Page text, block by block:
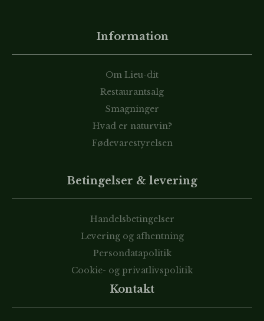
Information
Om Lieu-dit
Restaurantsalg
Smagninger
Hvad er naturvin?
Fødevarestyrelsen
Betingelser & levering
Handelsbetingelser
Levering og afhentning
Persondatapolitik
Cookie- og privatlivspolitik
Kontakt